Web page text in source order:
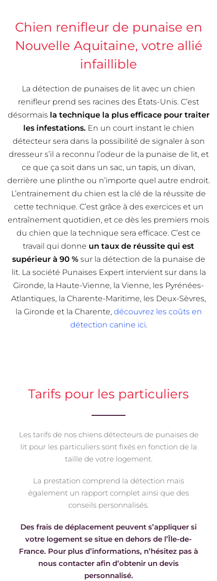
Chien renifleur de punaise en
Nouvelle Aquitaine, votre allié
infaillible
La détection de punaises de lit avec un chien
renifleur prend ses racines des États-Unis. C’est
désormais la technique la plus efficace pour traiter
les infestations.En un court instant le chien
détecteur sera dans la possibilité de signaler à son
dresseur s’il a reconnu l’odeur de la punaise de lit, et
ce que ça soit dans un sac, un tapis, un divan,
derrière une plinthe ou n’importe quel autre endroit.
L’entrainement du chien est la clé de la réussite de
cette technique. C’est grâce à des exercices et un
entraînement quotidien, et ce dès les premiers mois
du chien que la technique sera efficace. C’est ce
travail qui donne un taux de réussite qui est
supérieur à 90 %sur la détection de la punaise de
lit. La société Punaises Expert intervient sur dans la
Gironde, la Haute-Vienne, la Vienne, les Pyrénées-
Atlantiques, la Charente-Maritime, les Deux-Sèvres,
la Gironde et la Charente, découvrez les coûts en
détection canine ici.
Tarifs pour les particuliers
Les tarifs de nos chiens détecteurs de punaises de
lit pour les particuliers sont fixés en fonction de la
taille de votre logement.
La prestation comprend la détection mais
également un rapport complet ainsi que des
conseils personnalisés.
Des frais de déplacement peuvent s’appliquer si
votre logement se situe en dehors de l’Île-de-
France. Pour plus d’informations, n’hésitez pas à
nous contacter afin d’obtenir un devis
personnalisé.